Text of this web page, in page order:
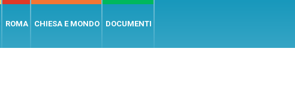
ROMA CHIESA E MONDO DOCUMENTI